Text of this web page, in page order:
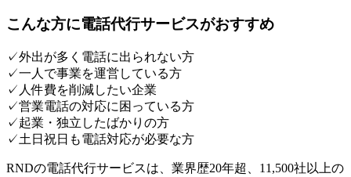
こんな方に電話代行サービスがおすすめ
✓外出が多く電話に出られない方
✓一人で事業を運営している方
✓ 人件費を削減したい企業
✓営業電話の対応に困っている方
✓起業・独立したばかりの方
✓土日祝日も電話対応が必要な方
RNDの電話代行サービスは、業界歴20年超、11,500社以上の